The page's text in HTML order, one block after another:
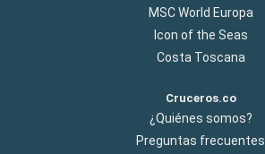
MSC World Europa
Icon of the Seas
Costa Toscana
Cruceros.co
¿Quiénes somos?
Preguntas frecuentes